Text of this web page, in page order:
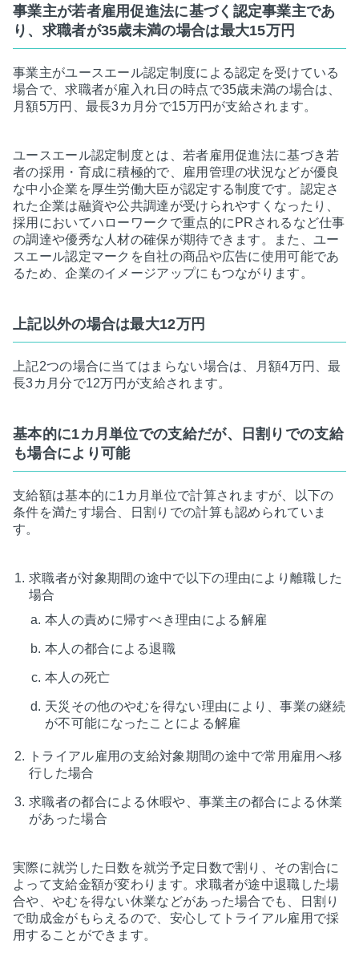
事業主が若者雇用促進法に基づく認定事業主であ
り、求職者が35歳未満の場合は最大15万円
事業主がユースエール認定制度による認定を受けている
場合で、求職者が雇入れ日の時点で35歳未満の場合は、
月額5万円、最長3カ月分で15万円が支給されます。
ユースエール認定制度とは、若者雇用促進法に基づき若
者の採用・育成に積極的で、雇用管理の状況などが優良
な中小企業を厚生労働大臣が認定する制度です。認定さ
れた企業は融資や公共調達が受けられやすくなったり、
採用においてハローワークで重点的にPRされるなど仕事
の調達や優秀な人材の確保が期待できます。また、ユー
スエール認定マークを自社の商品や広告に使用可能であ
るため、企業のイメージアップにもつながります。
上記以外の場合は最大12万円
上記2つの場合に当てはまらない場合は、月額4万円、最
長3カ月分で12万円が支給されます。
基本的に1カ月単位での支給だが、日割りでの支給
も場合により可能
支給額は基本的に1カ月単位で計算されますが、以下の
条件を満たす場合、日割りでの計算も認められていま
す。
求職者が対象期間の途中で以下の理由により離職した
場合
本人の責めに帰すべき理由による解雇
本人の都合による退職
本人の死亡
天災その他のやむを得ない理由により、事業の継続
が不可能になったことによる解雇
トライアル雇用の支給対象期間の途中で常用雇用へ移
行した場合
求職者の都合による休暇や、事業主の都合による休業
があった場合
実際に就労した日数を就労予定日数で割り、その割合に
よって支給金額が変わります。求職者が途中退職した場
合や、やむを得ない休業などがあった場合でも、日割り
で助成金がもらえるので、安心してトライアル雇用で採
用することができます。